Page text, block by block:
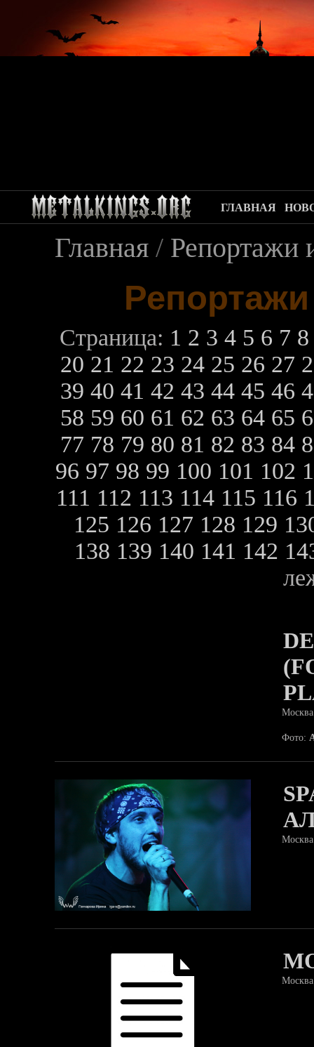
ГЛАВНАЯ
Главная / Репортажи
Страница: 1 2 3 4 5 6 7
20 21 22 23 24 25 26 27
39 40 41 42 43 44 45 46
58 59 60 61 62 63 64 65
77 78 79 80 81 82 83 84
96 97 98 99 100 101 102
111 112 113 114 115 116
125 126 127 128 129
138 139 140 141 142
Москва
Фото:
Москва
Москва